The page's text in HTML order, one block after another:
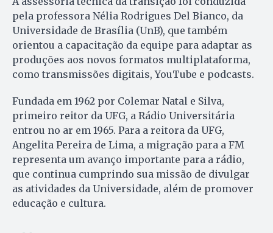
pela professora Nélia Rodrigues Del Bianco, da
Universidade de Brasília (UnB), que também
orientou a capacitação da equipe para adaptar as
produções aos novos formatos multiplataforma,
como transmissões digitais, YouTube e podcasts.
Fundada em 1962 por Colemar Natal e Silva,
primeiro reitor da UFG, a Rádio Universitária
entrou no ar em 1965. Para a reitora da UFG,
Angelita Pereira de Lima, a migração para a FM
representa um avanço importante para a rádio,
que continua cumprindo sua missão de divulgar
as atividades da Universidade, além de promover
educação e cultura.